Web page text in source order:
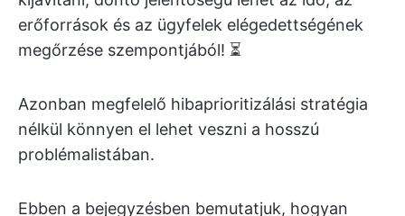
erőforrások és az ügyfelek elégedettségének
megőrzése szempontjából! ⏳
Azonban megfelelő hibaprioritizálási stratégia
nélkül könnyen el lehet veszni a hosszú
problémalistában.
Ebben a bejegyzésben bemutatjuk, hogyan